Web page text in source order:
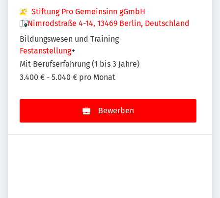
Stiftung Pro Gemeinsinn gGmbH
Nimrodstraße 4-14, 13469 Berlin, Deutschland
Bildungswesen und Training
Festanstellung+
Mit Berufserfahrung (1 bis 3 Jahre)
3.400 € - 5.040 € pro Monat
Bewerben